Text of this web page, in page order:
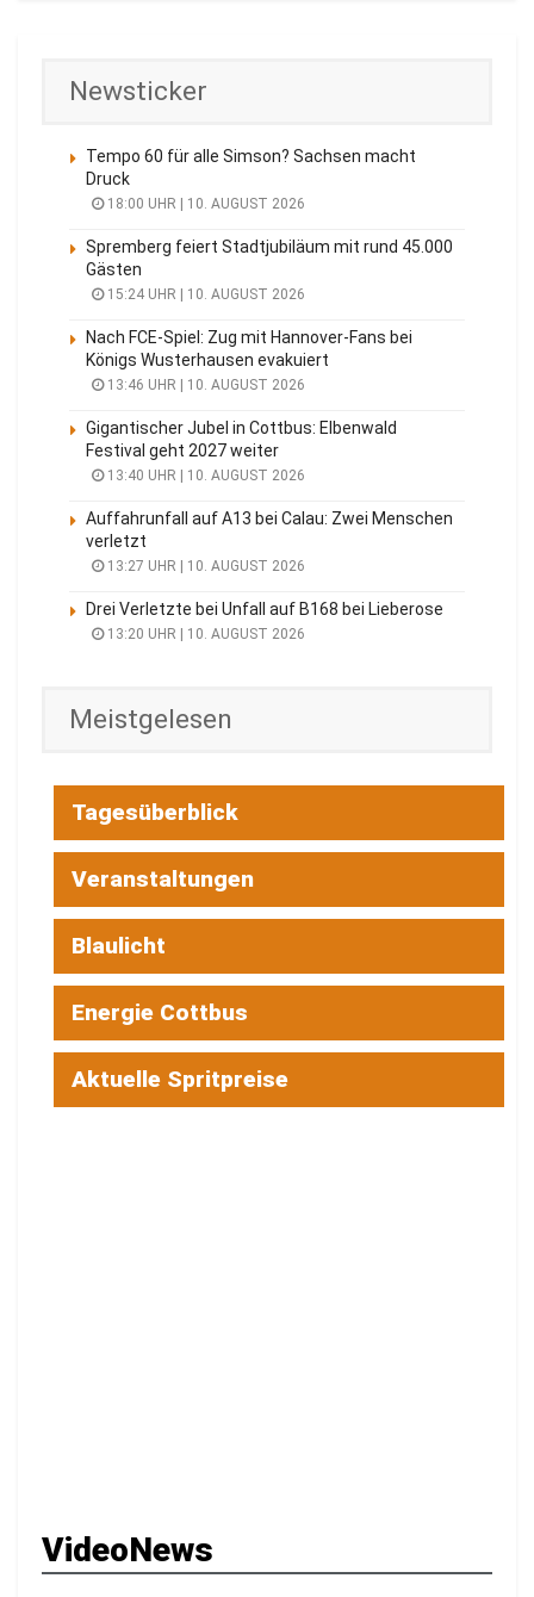
Newsticker
Tempo 60 für alle Simson? Sachsen macht
Druck
18:00 UHR | 10. AUGUST 2026
Spremberg feiert Stadtjubiläum mit rund 45.000
Gästen
15:24 UHR | 10. AUGUST 2026
Nach FCE-Spiel: Zug mit Hannover-Fans bei
Königs Wusterhausen evakuiert
13:46 UHR | 10. AUGUST 2026
Gigantischer Jubel in Cottbus: Elbenwald
Festival geht 2027 weiter
13:40 UHR | 10. AUGUST 2026
Auffahrunfall auf A13 bei Calau: Zwei Menschen
verletzt
13:27 UHR | 10. AUGUST 2026
Drei Verletzte bei Unfall auf B168 bei Lieberose
13:20 UHR | 10. AUGUST 2026
Meistgelesen
Tagesüberblick
Veranstaltungen
Blaulicht
Energie Cottbus
Aktuelle Spritpreise
VideoNews